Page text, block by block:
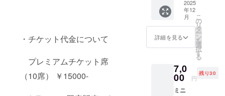
・チケット代金について
プレミアムチケット席
（10席） ￥15000-
ン入り
＆お礼
状セッ
ト 書籍
のペー
ジ数
128ペー
のサイ
ズ 13
x 1.4 x
18.9 cm
2025
年12
月
詳細を見る
こ
の
リ
タ
ー
ン
を
選
択
す
る
7,0
00 円
残り30
ミニ